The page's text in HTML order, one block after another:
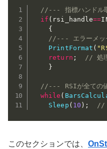
//--- 指標ハンドル
if ( rsi_handle==
{
//--- エラーメッセ
PrintFormat (
return ;
// 処
}
//--- RSIが全ての値
while (
Sleep ( 10 ) ; //
このセクションでは、